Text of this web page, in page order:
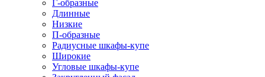
Г-образные
Длинные
Низкие
П-образные
Радиусные шкафы-купе
Широкие
Угловые шкафы-купе